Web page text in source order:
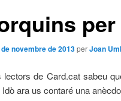
per
novembre de 2013perJoan
lectors de Card.cat sabeu
Idò ara us contaré una